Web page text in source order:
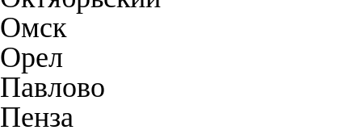
Омск
Орел
Павлово
Пенза